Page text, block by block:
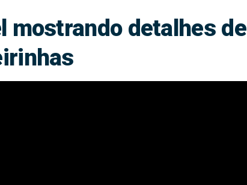
mostrando detalhes de